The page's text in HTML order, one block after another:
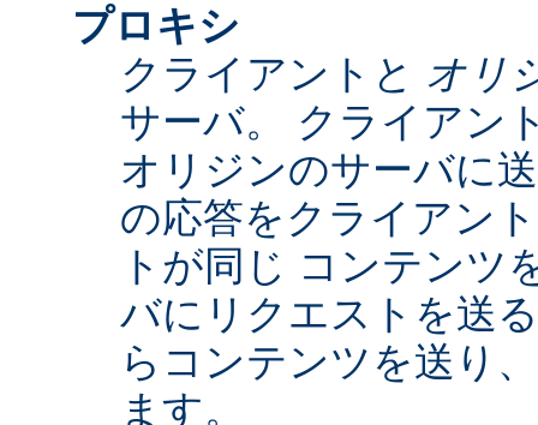
プロキシ
クライアントと オリ
サーバ。 クライアン
オリジンのサーバに
の応答をクライアン
トが同じ コンテンツ
バにリクエストを送
らコンテンツを送り
ます。